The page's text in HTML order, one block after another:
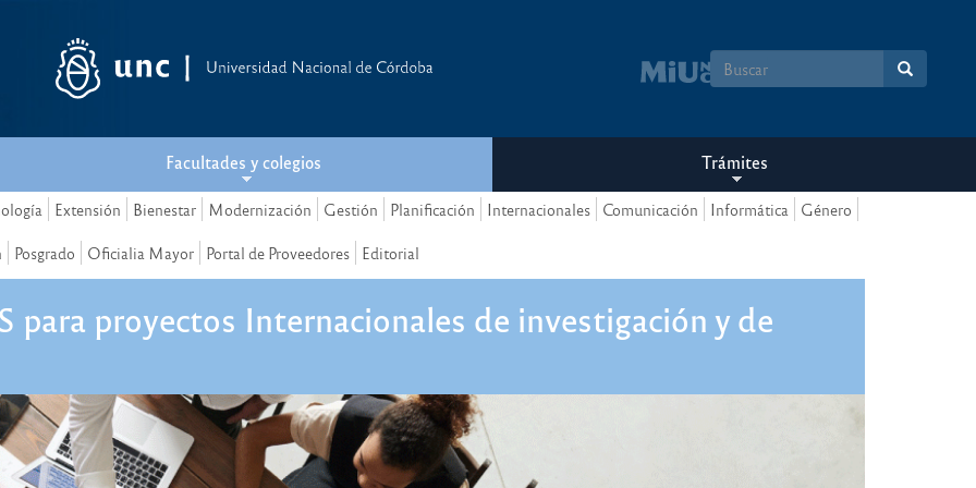
Formulario
búsqueda
Facultades y colegios Trámites
Extensión Bienestar Modernización Gestión Planificación Internacionales Comunicación Informática Género
Posgrado Oficialia Mayor Portal de Proveedores Editorial
para proyectos Internacionales de investigación y de